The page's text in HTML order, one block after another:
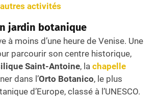
activités
jardin botanique
à moins d’une heure de Venise. Une
parcourir son centre historique,
Saint-Antoine, la chapelle
dans l’Orto Botanico, le plus
d’Europe, classé à l’UNESCO.